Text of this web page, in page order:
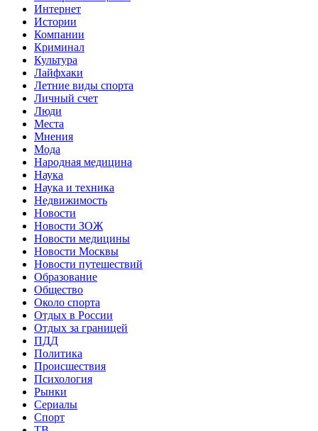
Интернет
Истории
Компании
Криминал
Культура
Лайфхаки
Летние виды спорта
Личный счет
Люди
Места
Мнения
Мода
Народная медицина
Наука
Наука и техника
Недвижимость
Новости
Новости ЗОЖ
Новости медицины
Новости Москвы
Новости путешествий
Образование
Общество
Около спорта
Отдых в России
Отдых за границей
ПДД
Политика
Происшествия
Психология
Рынки
Сериалы
Спорт